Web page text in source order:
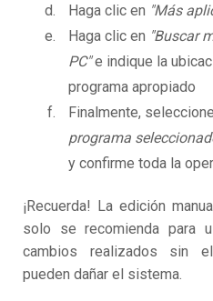
Haga clic en "Más
Haga clic en "Buscar
PC"e indique la
programa apropiado
Finalmente,
programa
y confirme toda la
¡Recuerda! La edición
solo se recomienda para
cambios realizados sin
pueden dañar el sistema.